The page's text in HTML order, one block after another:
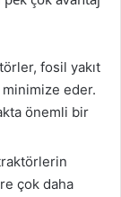
fosil yakıt
minimize eder.
önemli bir
çok daha